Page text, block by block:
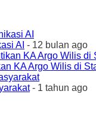
AI - 12 bulan ago
KA Argo Wilis di
- 1 tahun ago